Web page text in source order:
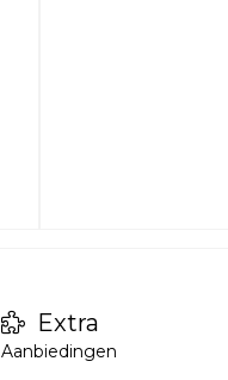
Extra
Aanbiedingen